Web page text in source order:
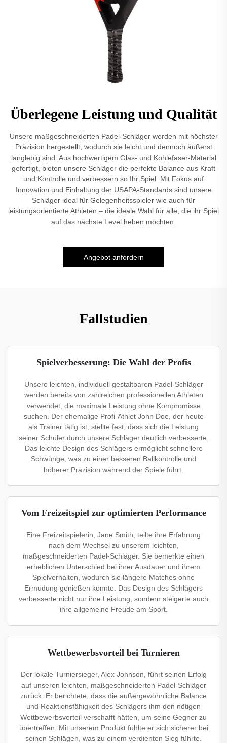
Überlegene Leistung und Qualität
Unsere maßgeschneiderten Padel-Schläger werden mit höchster
Präzision hergestellt, wodurch sie leicht und dennoch äußerst
langlebig sind. Aus hochwertigem Glas- und Kohlefaser-Material
gefertigt, bieten unsere Schläger die perfekte Balance aus Kraft
und Kontrolle und verbessern so Ihr Spiel. Mit Fokus auf
Innovation und Einhaltung der USAPA-Standards sind unsere
Schläger ideal für Gelegenheitsspieler wie auch für
leistungsorientierte Athleten – die ideale Wahl für alle, die ihr Spiel
auf das nächste Level heben möchten.
Angebot anfordern
Fallstudien
Spielverbesserung: Die Wahl der Profis
Unsere leichten, individuell gestaltbaren Padel-Schläger
werden bereits von zahlreichen professionellen Athleten
verwendet, die maximale Leistung ohne Kompromisse
suchen. Der ehemalige Profi-Athlet John Doe, der heute
als Trainer tätig ist, stellte fest, dass sich die Leistung
seiner Schüler durch unsere Schläger deutlich verbesserte.
Das leichte Design des Schlägers ermöglicht schnellere
Schwünge, was zu einer besseren Ballkontrolle und
höherer Präzision während der Spiele führt.
Vom Freizeitspiel zur optimierten Performance
Eine Freizeitspielerin, Jane Smith, teilte ihre Erfahrung
nach dem Wechsel zu unserem leichten,
maßgeschneiderten Padel-Schläger. Sie bemerkte einen
erheblichen Unterschied bei ihrer Ausdauer und ihrem
Spielverhalten, wodurch sie längere Matches ohne
Ermüdung genießen konnte. Das Design des Schlägers
verbesserte nicht nur ihre Leistung, sondern steigerte auch
ihre allgemeine Freude am Sport.
Wettbewerbsvorteil bei Turnieren
Der lokale Turniersieger, Alex Johnson, führt seinen Erfolg
auf unseren leichten, maßgeschneiderten Padel-Schläger
zurück. Er berichtete, dass die außergewöhnliche Balance
und Reaktionsfähigkeit des Schlägers ihm den nötigen
Wettbewerbsvorteil verschafft hätten, um seine Gegner zu
übertreffen. Mit unserem Produkt fühlte er sich sicherer bei
seinen Schlägen, was zu einem verdienten Sieg führte.